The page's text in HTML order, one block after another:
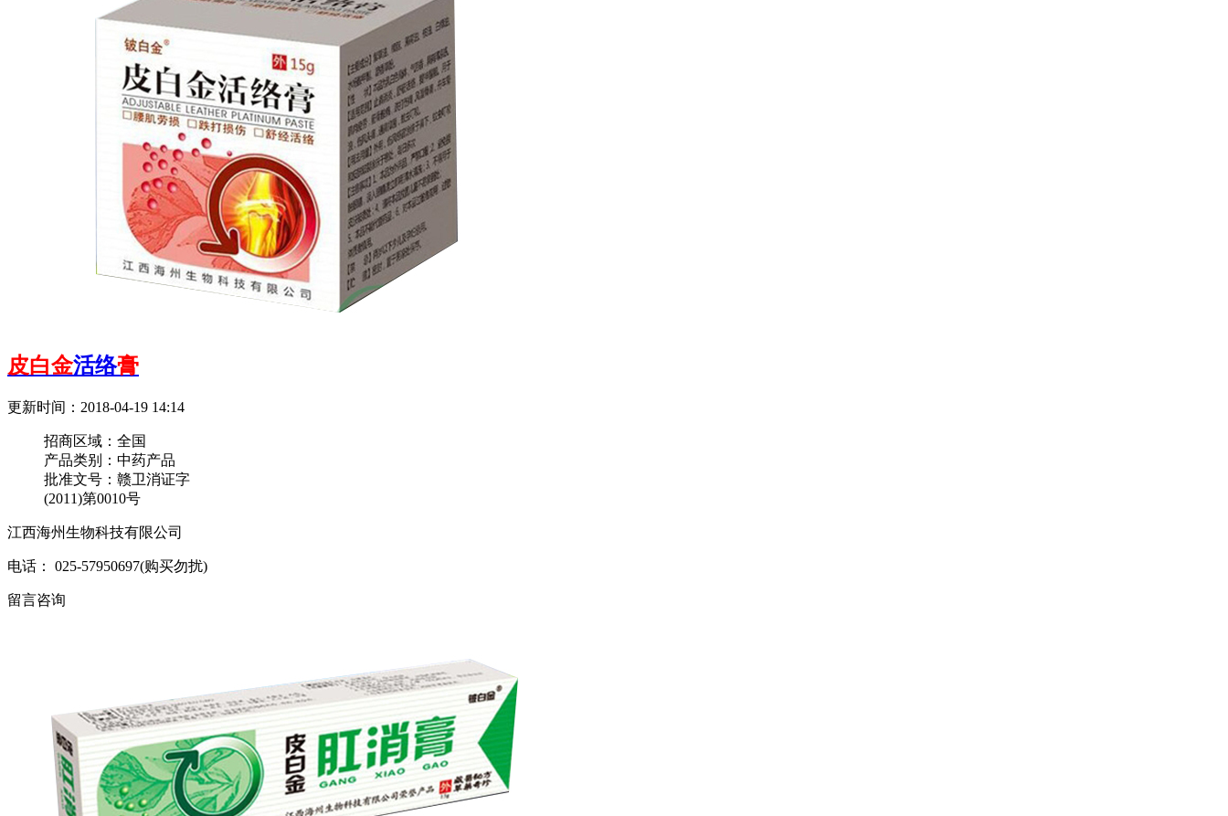
皮白金活络膏
更新时间：2018-04-19 14:14
招商区域： 全国
产品类别： 中药产品
批准文号： 赣卫消证字
(2011)第0010号
江西海州生物科技有限公司
电话： 025-57950697(购买勿扰)
留言咨询